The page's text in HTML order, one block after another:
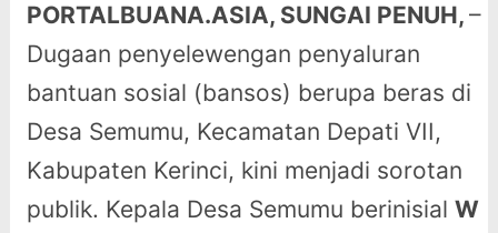
PORTALBUANA.ASIA, SUNGAI PENUH, –
Dugaan penyelewengan penyaluran
bantuan sosial (bansos) berupa beras di
Desa Semumu, Kecamatan Depati VII,
Kabupaten Kerinci, kini menjadi sorotan
publik. Kepala Desa Semumu berinisial W